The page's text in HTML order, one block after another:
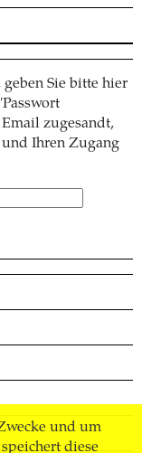
und um
diese
geben Sie bitte hier
Email zugesandt,
Ihren Zugang